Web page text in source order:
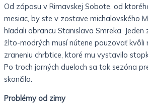
Od zápasu v Rimavskej Sobote, od
mesiac, by ste v zostave michalovského
hľadali obrancu Stanislava Smreka.
žlto-modrých musí nútene pauzovať kvôli
zraneniu chrbtice, ktoré mu vystavilo
Po troch jarných dueloch sa tak sezóna
skončila.
Problémy od zimy